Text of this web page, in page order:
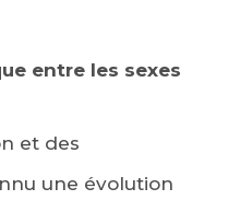
entre les sexes
et des
une évolution